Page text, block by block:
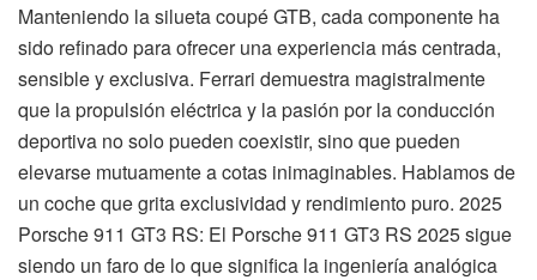
Manteniendo la silueta coupé GTB, cada componente ha
sido refinado para ofrecer una experiencia más centrada,
sensible y exclusiva. Ferrari demuestra magistralmente
que la propulsión eléctrica y la pasión por la conducción
deportiva no solo pueden coexistir, sino que pueden
elevarse mutuamente a cotas inimaginables. Hablamos de
un coche que grita exclusividad y rendimiento puro. 2025
Porsche 911 GT3 RS: El Porsche 911 GT3 RS 2025 sigue
siendo un faro de lo que significa la ingeniería analógica